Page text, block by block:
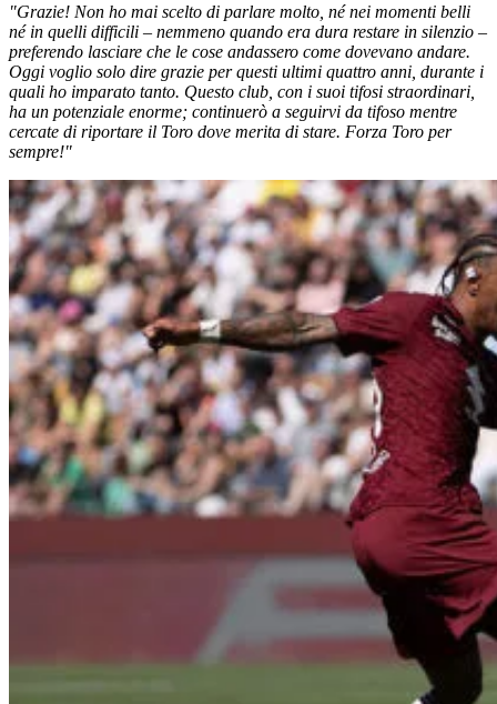
"Grazie! Non ho mai scelto di parlare molto, né nei momenti belli
né in quelli difficili – nemmeno quando era dura restare in silenzio –
preferendo lasciare che le cose andassero come dovevano andare.
Oggi voglio solo dire grazie per questi ultimi quattro anni, durante i
quali ho imparato tanto. Questo club, con i suoi tifosi straordinari,
ha un potenziale enorme; continuerò a seguirvi da tifoso mentre
cercate di riportare il Toro dove merita di stare. Forza Toro per
sempre!"